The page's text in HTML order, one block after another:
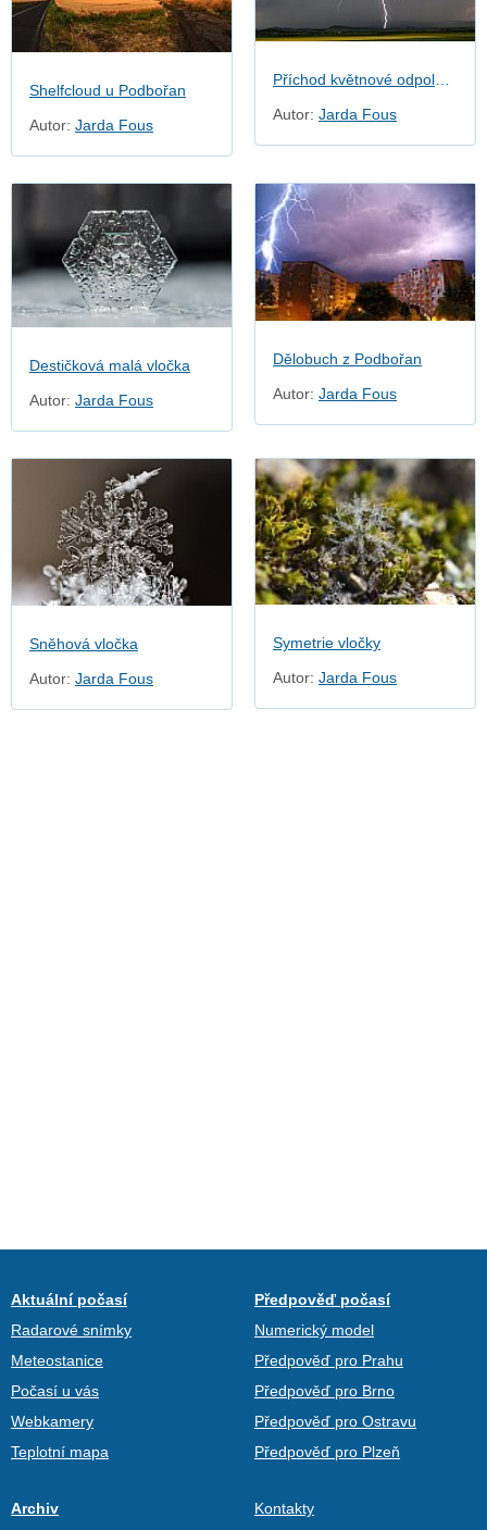
Shelfcloud u Podbořan
Autor: Jarda Fous
Autor: Jarda Fous
Destičková malá vločka
Autor: Jarda Fous
Dělobuch z Podbořan
Autor: Jarda Fous
Sněhová vločka
Autor: Jarda Fous
Symetrie vločky
Autor: Jarda Fous
Aktuální počasí
Radarové snímky
Meteostanice
Počasí u vás
Webkamery
Teplotní mapa
Předpověď počasí
Numerický model
Předpověď pro Prahu
Předpověď pro Brno
Předpověď pro Ostravu
Předpověď pro Plzeň
Archiv Kontakty